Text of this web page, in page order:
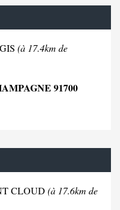
(à 17.4km de
91700
CLOUD (à 17.6km de